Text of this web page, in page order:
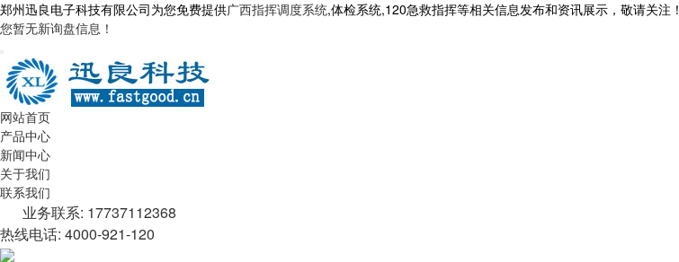
郑州迅良电子科技有限公司为您免费提供广西指挥调度系统,体检系统,120急救指挥等相关信息发布和资讯展示，敬请关注！
您暂无新询盘信息！
网站首页
产品中心
新闻中心
关于我们
联系我们
业务联系: 17737112368
热线电话: 4000-921-120